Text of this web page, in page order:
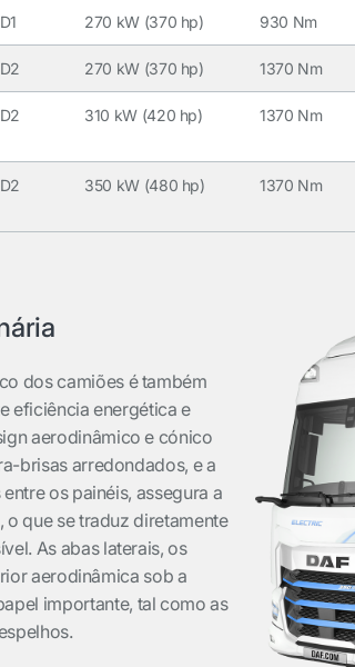
270 kW (370 hp) 930 Nm
270 kW (370 hp) 1370 Nm
310 kW (420 hp) 1370 Nm
350 kW (480 hp) 1370 Nm
dos camiões é também
eficiência energética e
aerodinâmico e cónico
brisas arredondados, e a
os painéis, assegura a
que se traduz diretamente
As abas laterais, os
aerodinâmica sob a
importante, tal como as